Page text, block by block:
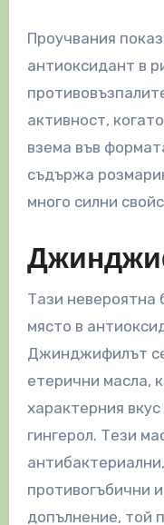
Проучвания
антиоксидант в
активност,
взема във
съдържа
много силни
Тази невероятна
място в
Джинджифилът
етерични масла,
характерния
гингерол. Тези
противогъбични
допълнение, той